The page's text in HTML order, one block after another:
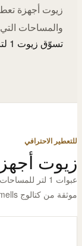
والمساحات
تسوّق زيوت 1 لتر
للتعطير الاحترافي
زيوت أجهزة
عبوات 1 لتر
موثقة من كتالوج Royal Smells.